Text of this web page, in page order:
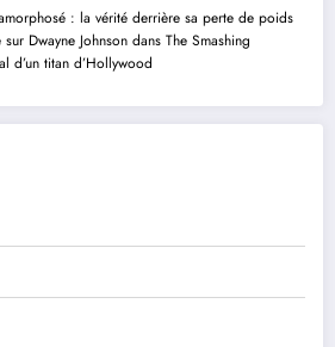
: la vérité derrière sa perte de poids
sur Dwayne Johnson dans The Smashing
d’un titan d’Hollywood